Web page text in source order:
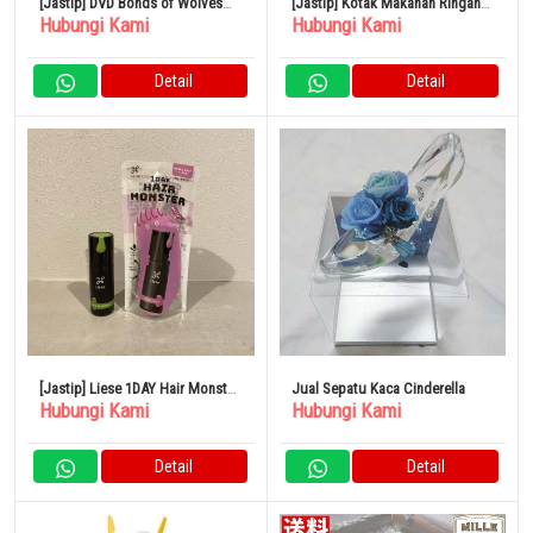
Versi Remaster Digital
Hubungi Kami
Detail
20 Jenis Permen Makanan
Hubungi Kami
Detail
[Jastip] Liese 1DAY Hair Monster
Pearl Rose Olive Khaki Set Kao
Hubungi Kami
Detail
Jual Sepatu Kaca Cinderella
Hubungi Kami
Detail